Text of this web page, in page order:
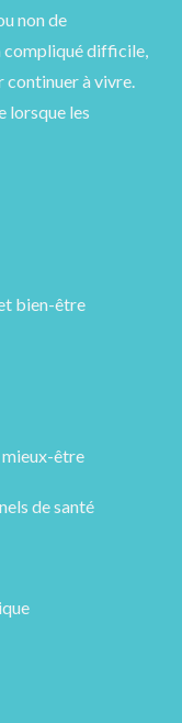
non de
compliqué difficile,
continuer à vivre.
lorsque les
bien-être
mieux-être
de santé